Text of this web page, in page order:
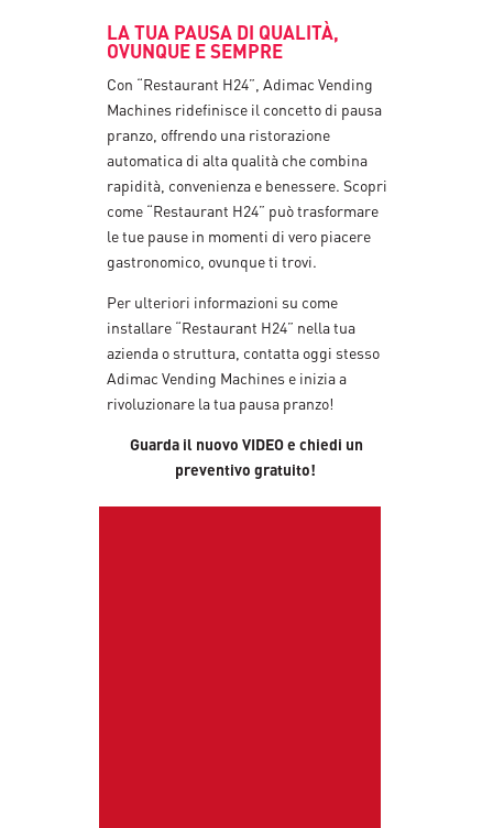
LA TUA PAUSA DI QUALITÀ,
OVUNQUE E SEMPRE
Con “Restaurant H24”, Adimac Vending
Machines ridefinisce il concetto di pausa
pranzo, offrendo una ristorazione
automatica di alta qualità che combina
rapidità, convenienza e benessere. Scopri
come “Restaurant H24” può trasformare
le tue pause in momenti di vero piacere
gastronomico, ovunque ti trovi.
Per ulteriori informazioni su come
installare “Restaurant H24” nella tua
azienda o struttura, contatta oggi stesso
Adimac Vending Machines e inizia a
rivoluzionare la tua pausa pranzo!
Guarda il nuovo VIDEO e chiedi un
preventivo gratuito!